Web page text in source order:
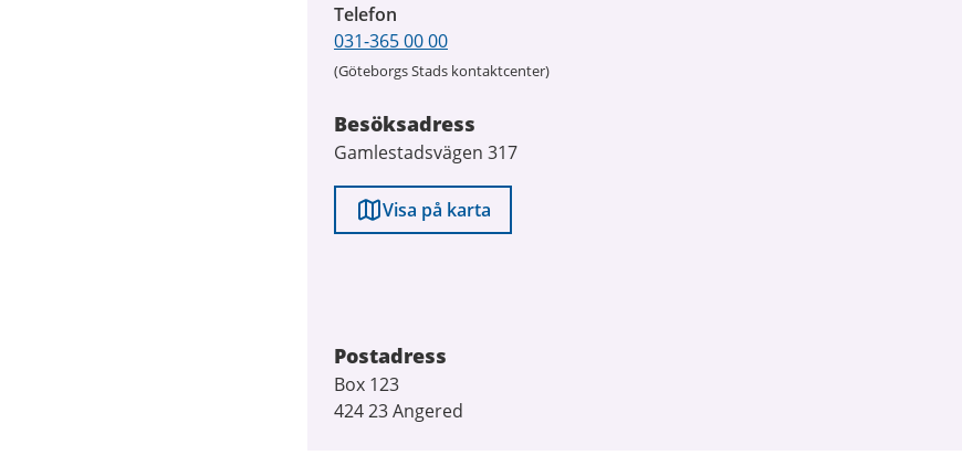
Telefon
031-365 00 00
(Göteborgs Stads kontaktcenter)
Besöksadress
Gamlestadsvägen 317
Visa på karta
Postadress
Box 123
424 23 Angered